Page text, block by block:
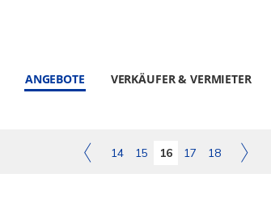
ANGEBOTE VERKÄUFER & VERMIETER
14 15 16 17 18